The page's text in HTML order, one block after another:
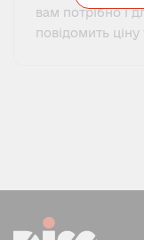
вам потрібно і
повідомить ціну